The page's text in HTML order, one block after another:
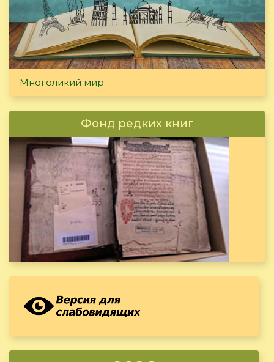
Многоликий мир
Фонд редких книг